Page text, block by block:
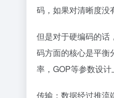
码，如果对清晰度没
但是对于硬编码的话
码方面的核心是平衡
率，GOP等参数设计
传输：数据经过推流